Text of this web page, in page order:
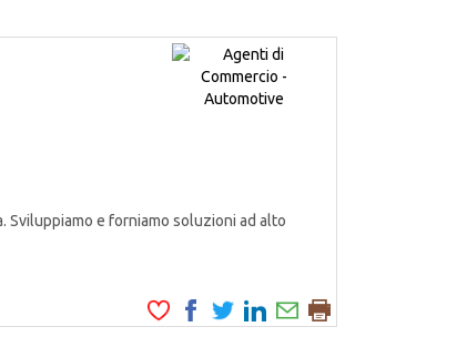
Sviluppiamo e forniamo soluzioni ad alto